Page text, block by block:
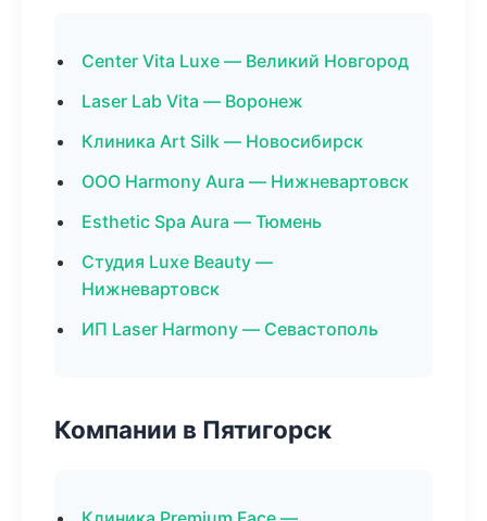
Center Vita Luxe — Великий Новгород
Laser Lab Vita — Воронеж
Клиника Art Silk — Новосибирск
ООО Harmony Aura — Нижневартовск
Esthetic Spa Aura — Тюмень
Студия Luxe Beauty —
Нижневартовск
ИП Laser Harmony — Севастополь
Компании в Пятигорск